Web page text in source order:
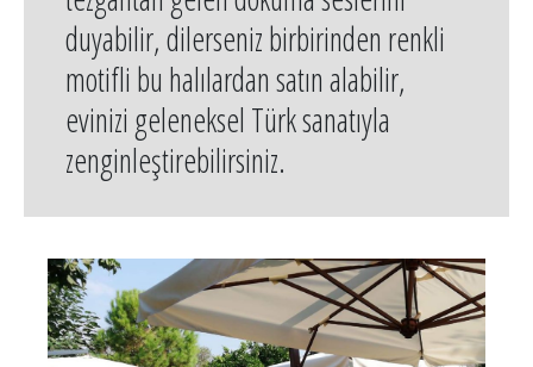
duyabilir, dilerseniz birbirinden renkli
motifli bu halılardan satın alabilir,
evinizi geleneksel Türk sanatıyla
zenginleştirebilirsiniz.